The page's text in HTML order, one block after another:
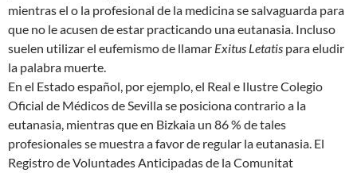
mientras el o la profesional de la medicina se salvaguarda para
que no le acusen de estar practicando una eutanasia. Incluso
suelen utilizar el eufemismo de llamar Exitus Letatis para eludir
la palabra muerte.
En el Estado español, por ejemplo, el Real e Ilustre Colegio
Oficial de Médicos de Sevilla se posiciona contrario a la
eutanasia, mientras que en Bizkaia un 86 % de tales
profesionales se muestra a favor de regular la eutanasia. El
Registro de Voluntades Anticipadas de la Comunitat